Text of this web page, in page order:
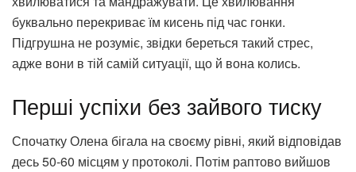
буквально перекриває їм кисень під час гонки.
Підгрушна не розуміє, звідки береться такий стрес,
адже вони в тій самій ситуації, що й вона колись.
Перші успіхи без зайвого тиску
Спочатку Олена бігала на своєму рівні, який відповідав
десь 50-60 місцям у протоколі. Потім раптово вийшов